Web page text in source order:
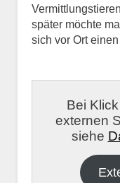
später möchte
sich vor Ort
Bei
externen
siehe